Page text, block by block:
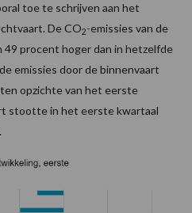
toe te schrijven aan het
De CO2-emissies van de
procent hoger dan in hetzelfde
emissies door de binnenvaart
opzichte van het eerste
stootte in het eerste kwartaal